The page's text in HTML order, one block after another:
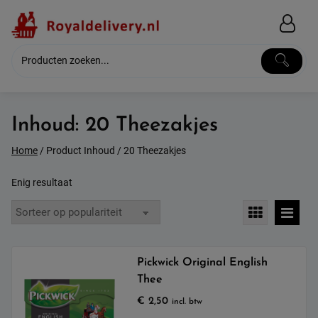
content
Inhoud: 20 Theezakjes
Home/ Product Inhoud / 20 Theezakjes
Enig resultaat
Pickwick Original English
Thee
€ 2,50 incl. btw